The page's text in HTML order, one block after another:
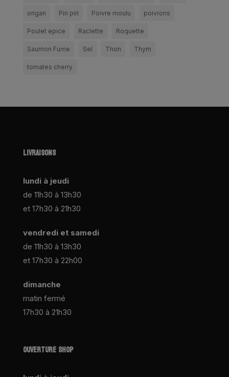
origan Piri piri Poivre moulu poivrons
Poulet epice Raclette Roquette
Saumon Fume Sel Thon Thym
tomates cherry
LIVRAISONS
lundi à jeudi
de 11h30 à 13h30
et 17h30 à 21h30
vendredi et samedi
de 11h30 à 13h30
et 17h30 à 22h00
dimanche
matin fermé
17h30 à 21h30
OUVERTURE SHOP